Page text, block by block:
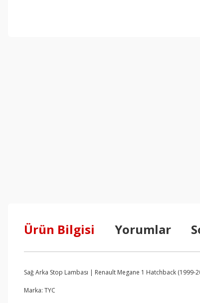
Ürün Bilgisi Yorumlar
Sağ Arka Stop Lambası | Renault Megane 1 Hatchback (1999-
Marka: TYC